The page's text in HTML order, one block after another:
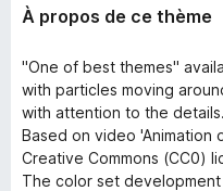
o
À propos de ce thème
"One of best themes"
with particles moving
with attention to the details.
Based on video 'Animation
Creative Commons (CC0)
The color set